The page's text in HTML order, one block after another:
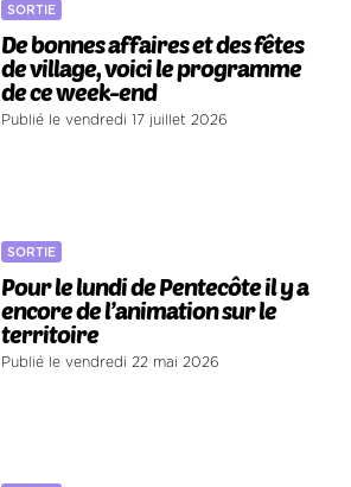
SORTIE
De bonnes affaires et des fêtes
de village, voici le programme
de ce week-end
Publié le vendredi 17 juillet 2026
SORTIE
Pour le lundi de Pentecôte il y a
encore de l’animation sur le
territoire
Publié le vendredi 22 mai 2026